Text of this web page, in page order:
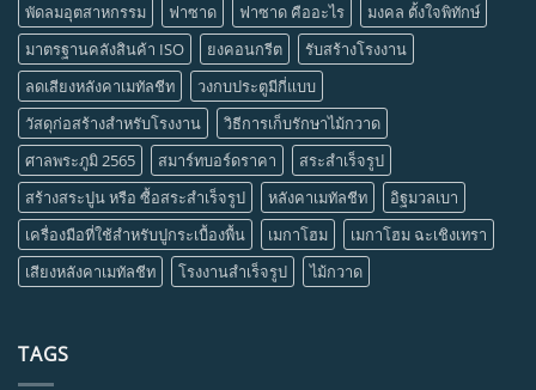
พัดลมอุตสาหกรรม
ฟาซาด ฟาซาด คืออะไร
มงคล ตั้งใจพิทักษ์
มาตรฐานคลังสินค้า ISO
ยงคอนกรีต
รับสร้างโรงงาน
ลดเสียงหลังคาเมทัลชีท
วงกบประตูมีกี่แบบ
วัสดุก่อสร้างสำหรับโรงงาน
วิธีการเก็บรักษาไม้กวาด
ศาลพระภูมิ 2565
สมาร์ทบอร์ดราคา
สระสำเร็จรูป
สร้างสระปูน หรือ ซื้อสระสำเร็จรูป
หลังคาเมทัลชีท
อิฐมวลเบา
เครื่องมือที่ใช้สำหรับปูกระเบื้องพื้น
เมกาโฮม
เมกาโฮม ฉะเชิงเทรา
เสียงหลังคาเมทัลชีท
โรงงานสำเร็จรูป ไม้กวาด
TAGS